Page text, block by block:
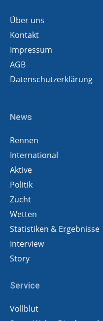
Über uns
Kontakt
Impressum
AGB
Datenschutzerklärung
News
Rennen
International
Aktive
Politik
Zucht
Wetten
Statistiken & Ergebnisse
Interview
Story
Service
Vollblut